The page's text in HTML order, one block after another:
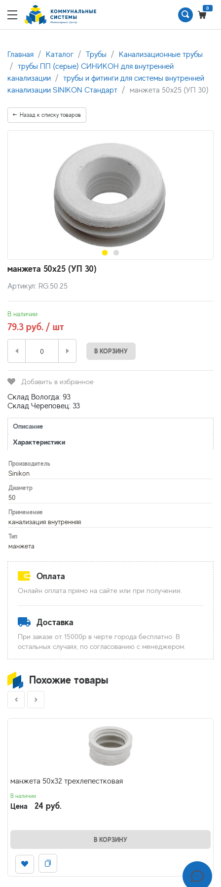
0
Главная Каталог Трубы
Канализационные трубы
трубы ПП (серые) СИНИКОН для внутренней
канализации
трубы и фитинги для системы внутренней
канализации SINIKON Стандарт
манжета 50х25 (УП 30)
Назад к списку товаров
манжета 50х25 (УП 30)
Артикул: RG.50.25
В наличии
79.3 руб. / шт
В КОРЗИНУ
Добавить в избранное
Склад Вологда: 93
Склад Череповец: 33
Описание
Характеристики
Производитель
Sinikon
Диаметр
50
Применение
канализация внутренняя
Тип
манжета
Оплата
Онлайн оплата прямо на сайте или при получении.
Доставка
При заказе от 15000р в черте города бесплатно. В
остальных случаях, по согласованию с менеджером.
Похожие товары
манжета 50х32 трехлепестковая
В наличии
Цена 24 руб.
В КОРЗИНУ